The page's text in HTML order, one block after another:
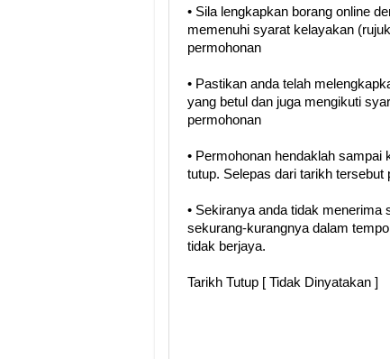
• Sila lengkapkan borang online
memenuhi syarat kelayakan
permohonan
• Pastikan anda telah
yang betul dan juga mengikuti
permohonan
• Permohonan hendaklah
tutup. Selepas dari tarikh
• Sekiranya anda tidak
sekurang-kurangnya dalam
tidak berjaya.
Tarikh Tutup [ Tidak Dinyatakan ]